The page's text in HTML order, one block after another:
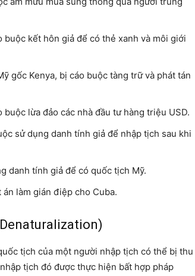
buộc kết hôn giả để có thẻ xanh và môi giới
gốc Kenya, bị cáo buộc tàng trữ và phát tán
lừa đảo các nhà đầu tư hàng triệu USD.
sử dụng danh tính giả để nhập tịch sau khi
danh tính giả để có quốc tịch Mỹ.
làm gián điệp cho Cuba.
tịch của một người nhập tịch có thể bị thu
tịch đó được thực hiện bất hợp pháp